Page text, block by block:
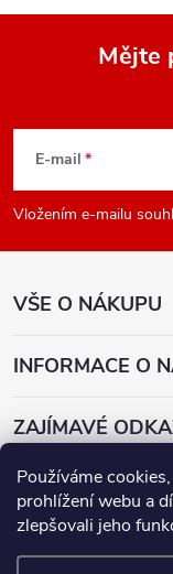
Používáme
prohlížení webu a
zlepšovali jeho
p
a
Mějte
E-mail
Vložením e-mailu
VŠE O NÁKUPU
INFORMACE O
ZAJÍMAVÉ
Přijímáme